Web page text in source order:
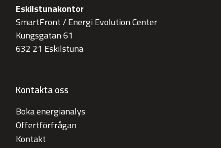
Eskilstunakontor
SmartFront / Energi Evolution Center
Kungsgatan 61
632 21 Eskilstuna
Kontakta oss
Boka energianalys
Offertförfrågan
Kontakt